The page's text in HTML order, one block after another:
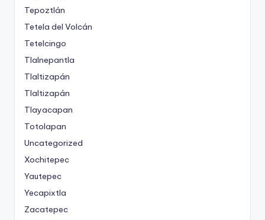
Tepoztlán
Tetela del Volcán
Tetelcingo
Tlalnepantla
Tlaltizapán
Tlaltizapán
Tlayacapan
Totolapan
Uncategorized
Xochitepec
Yautepec
Yecapixtla
Zacatepec